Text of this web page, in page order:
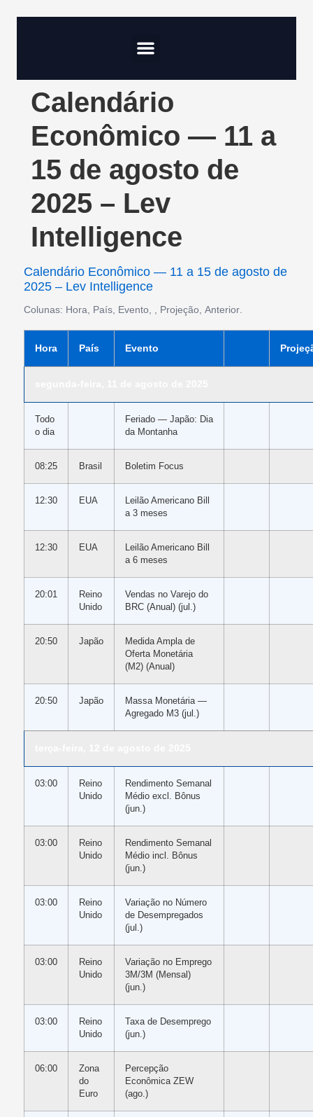
Calendário
Econômico — 11 a
15 de agosto de
2025 – Lev
Intelligence
Calendário Econômico — 11 a 15 de agosto de
2025 – Lev Intelligence
Colunas: Hora País Evento Projeção Anterior
Hora País Evento
Todo
o dia
Feriado — Japão: Dia
da Montanha
08:25 Brasil Boletim Focus
12:30 EUA
Leilão Americano Bill
a 3 meses
12:30 EUA
Leilão Americano Bill
a 6 meses
20:01
Reino
Unido
Vendas no Varejo do
BRC (Anual) (jul.)
20:50 Japão
Medida Ampla de
Oferta Monetária
(M2) (Anual)
20:50 Japão
Massa Monetária —
Agregado M3 (jul.)
03:00
Reino
Unido
Rendimento Semanal
Médio excl. Bônus
(jun.)
03:00
Reino
Unido
Rendimento Semanal
Médio incl. Bônus
(jun.)
03:00
Reino
Unido
Variação no Número
de Desempregados
(jul.)
03:00
Reino
Unido
Variação no Emprego
3M/3M (Mensal)
(jun.)
03:00
Reino
Unido
Taxa de Desemprego
(jun.)
06:00
Zona
do
Euro
Percepção
Econômica ZEW
(ago.)